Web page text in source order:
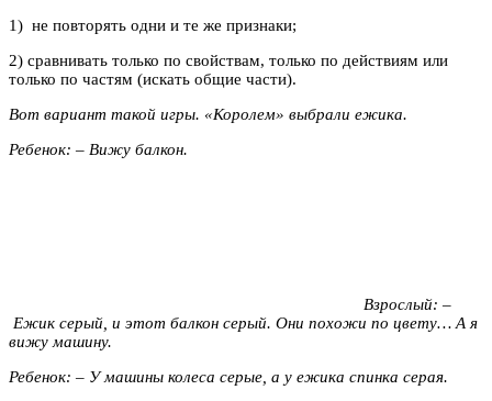
1) не повторять одни и те же признаки;
2) сравнивать только по свойствам, только по действиям или
только по частям (искать общие части).
Вот вариант такой игры. «Королем» выбрали ежика.
Ребенок: – Вижу балкон.
Взрослый: –
Ежик серый, и этот балкон серый. Они похожи по цвету… А я
вижу машину.
Ребенок: – У машины колеса серые, а у ежика спинка серая.